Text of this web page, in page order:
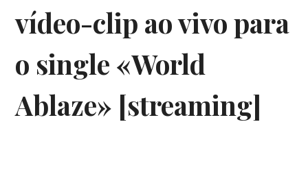
vídeo-clip ao vivo para
o single «World
Ablaze» [streaming]